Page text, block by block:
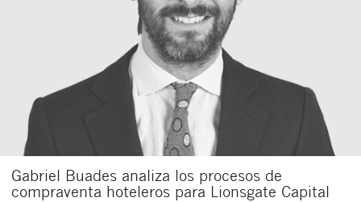
Gabriel Buades analiza los procesos de
compraventa hoteleros para Lionsgate Capital